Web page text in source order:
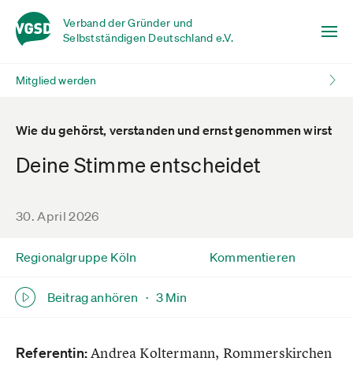
Verband der Gründer und
Selbstständigen Deutschland e.V.
Mitglied werden
Wie du gehörst, verstanden und ernst genommen wirst
Deine Stimme entscheidet
30. April 2026
Regionalgruppe Köln
Beitrag anhören · 3 Min
Kommentieren
Referentin:Andrea Koltermann, Rommerskirchen